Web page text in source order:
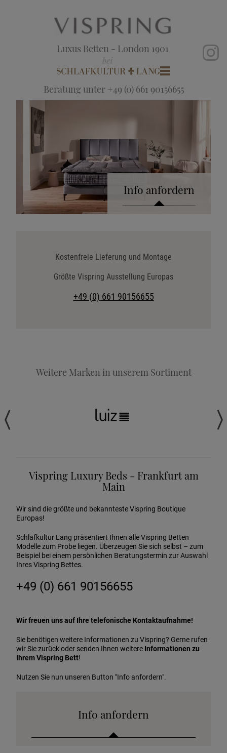
Luxus Betten - London 1901
Beratung unter +49 (0) 661 90156655
Info anfordern
Stoffkollektion anfordern
Telefonische Beratung anfordern
Kostenfreie Lieferung und Montage
Größte Vispring Ausstellung Europas
+49 (0) 661 90156655
Weitere Marken in unserem Sortiment
Vispring Luxury Beds - Frankfurt am
Main
Wir sind die größte und bekannteste Vispring Boutique
Europas!
Schlafkultur Lang präsentiert Ihnen alle Vispring Betten
Modelle zum Probe liegen. Überzeugen Sie sich selbst – zum
Beispiel bei einem persönlichen Beratungstermin zur Auswahl
Ihres Vispring Bettes.
+49 (0) 661 90156655
Wir freuen uns auf Ihre telefonische Kontaktaufnahme!
Sie benötigen weitere Informationen zu Vispring? Gerne rufen
wir Sie zurück oder senden Ihnen weitere Informationen zu
Ihrem Vispring Bett!
Nutzen Sie nun unseren Button "Info anfordern".
Info anfordern